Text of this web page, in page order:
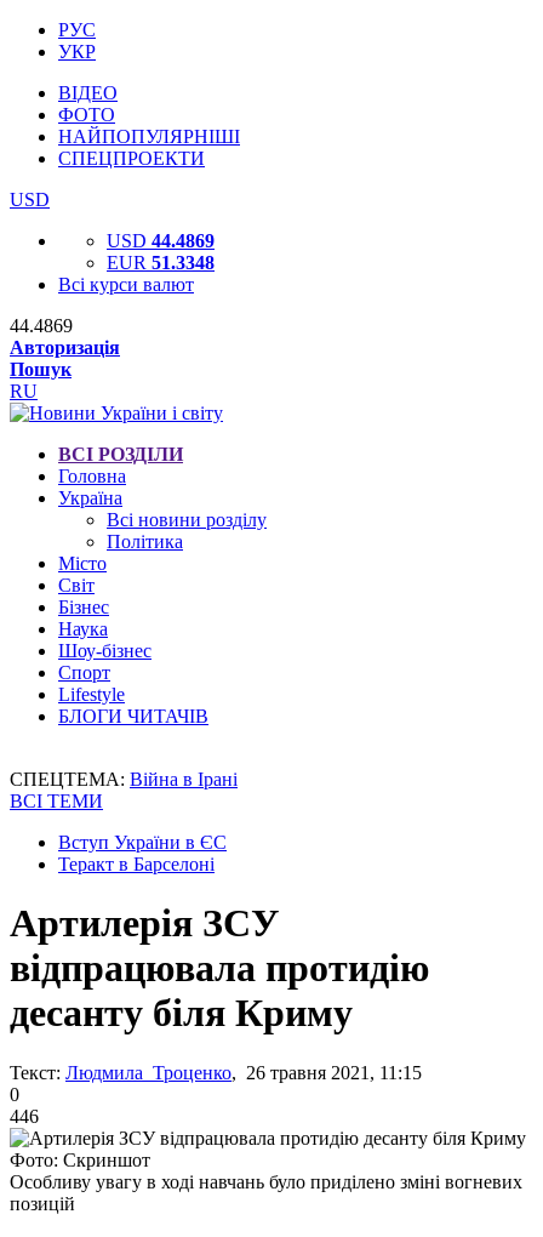
РУС
УКР
ВІДЕО
ФОТО
НАЙПОПУЛЯРНІШІ
СПЕЦПРОЕКТИ
USD
USD 44.4869
EUR 51.3348
Всі курси валют
44.4869
Авторизація
Пошук
RU
ВСІ РОЗДІЛИ
Головна
Україна
Всі новини розділу
Політика
Місто
Світ
Бізнес
Наука
Шоу-бізнес
Спорт
Lifestyle
БЛОГИ ЧИТАЧІВ
СПЕЦТЕМА: Війна в Ірані
ВСІ ТЕМИ
Вступ України в ЄС
Теракт в Барселоні
Артилерія ЗСУ
відпрацювала протидію
десанту біля Криму
Текст: Людмила Троценко, 26 травня 2021, 11:15
0
446
Фото: Скриншот
Особливу увагу в ході навчань було приділено зміні вогневих
позицій